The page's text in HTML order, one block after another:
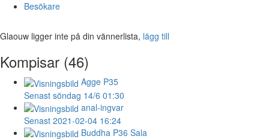
Besökare
Glaouw ligger inte på din vännerlista, lägg till
Kompisar (46)
Agge P35
Senast söndag 14/6 01:30
anal-ingvar
Senast 2021-02-04 16:24
Buddha P36 Sala